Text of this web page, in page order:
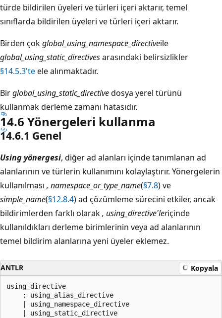
türde bildirilen üyeleri ve türleri içeri aktarır, temel
sınıflarda bildirilen üyeleri ve türleri içeri aktarır.
Birden çokglobal_using_namespace_directiveile
global_using_static_directivesarasındaki belirsizlikler
§14.5.3'teele alınmaktadır.
Birglobal_using_static_directivedosya yerel türünü
kullanmak derleme zamanı hatasıdır.
14.6 Yönergeleri kullanma
14.6.1 Genel
Using yönergesi, diğer ad alanları içinde tanımlanan ad
alanlarının ve türlerin kullanımını kolaylaştırır. Yönergelerin
kullanılması , namespace_or_type_name(§7.8) ve
simple_name(§12.8.4) ad çözümleme sürecini etkiler, ancak
bildirimlerden farklı olarak, using_directive'leriçinde
kullanıldıkları derleme birimlerinin veya ad alanlarının
temel bildirim alanlarına yeni üyeler eklemez.
ANTLR Kopyala
using_directive
    : using_alias_directive
    | using_namespace_directive
    | using_static_directive